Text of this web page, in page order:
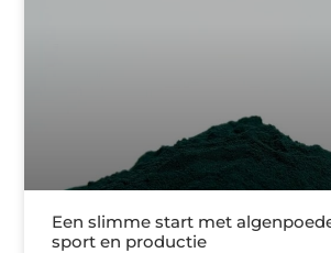
Een slimme start met
sport en productie